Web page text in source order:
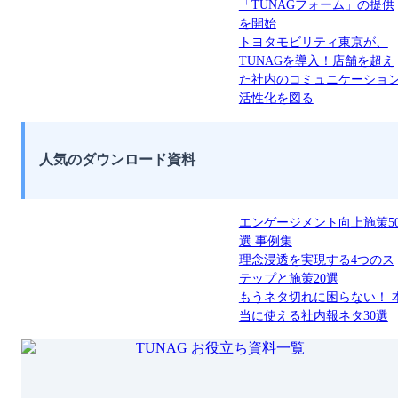
「TUNAGフォーム」の提供
を開始
トヨタモビリティ東京が、
TUNAGを導入！店舗を超え
た社内のコミュニケーショ
活性化を図る
人気のダウンロード資料
エンゲージメント向上施策
選 事例集
理念浸透を実現する4つのス
テップと施策20選
もうネタ切れに困らない！
当に使える社内報ネタ30選